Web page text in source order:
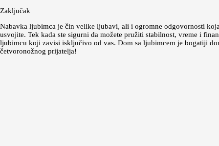
Zaključak
Nabavka ljubimca je čin velike ljubavi, ali i ogromne odgovornosti
usvojite. Tek kada ste sigurni da možete pružiti stabilnost, vreme i
ljubimcu koji zavisi isključivo od vas. Dom sa ljubimcem je bogatiji
četvoronožnog prijatelja!